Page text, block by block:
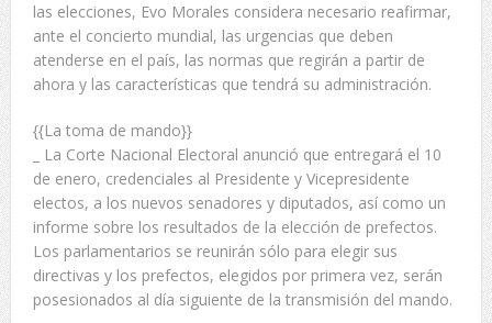
las elecciones, Evo Morales considera necesario reafirmar,
ante el concierto mundial, las urgencias que deben
atenderse en el país, las normas que regirán a partir de
ahora y las características que tendrá su administración.
{{La toma de mando}}
_ La Corte Nacional Electoral anunció que entregará el 10
de enero, credenciales al Presidente y Vicepresidente
electos, a los nuevos senadores y diputados, así como un
informe sobre los resultados de la elección de prefectos.
Los parlamentarios se reunirán sólo para elegir sus
directivas y los prefectos, elegidos por primera vez, serán
posesionados al día siguiente de la transmisión del mando.